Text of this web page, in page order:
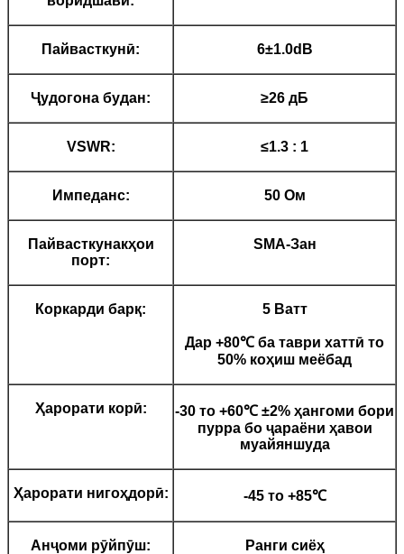
Пайвасткунӣ: 6±1.0dB
Ҷудогона будан: ≥26 дБ
VSWR: ≤1.3 : 1
Импеданс: 50 Ом
Пайвасткунакҳои
порт:
SMA-Зан
Коркарди барқ: 5 Ватт
Дар +80℃ ба таври хаттӣ то
50% коҳиш меёбад
Ҳарорати корӣ:
-30 то +60℃ ±2% ҳангоми бори
пурра бо ҷараёни ҳавои
муайяншуда
Ҳарорати нигоҳдорӣ: -45 то +85℃
Анҷоми рӯйпӯш: Ранги сиёҳ